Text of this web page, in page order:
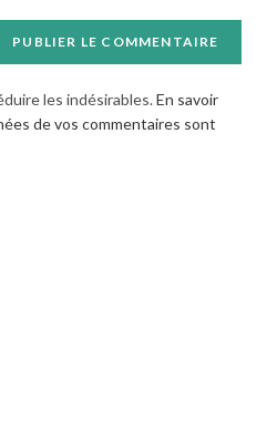
les indésirables.En savoir
de vos commentaires sont